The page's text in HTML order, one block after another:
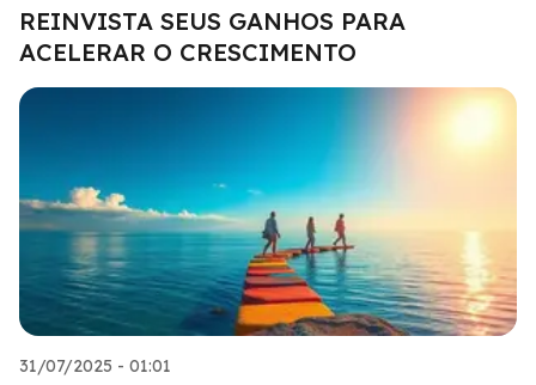
REINVISTA SEUS GANHOS PARA
ACELERAR O CRESCIMENTO
31/07/2025 - 01:01